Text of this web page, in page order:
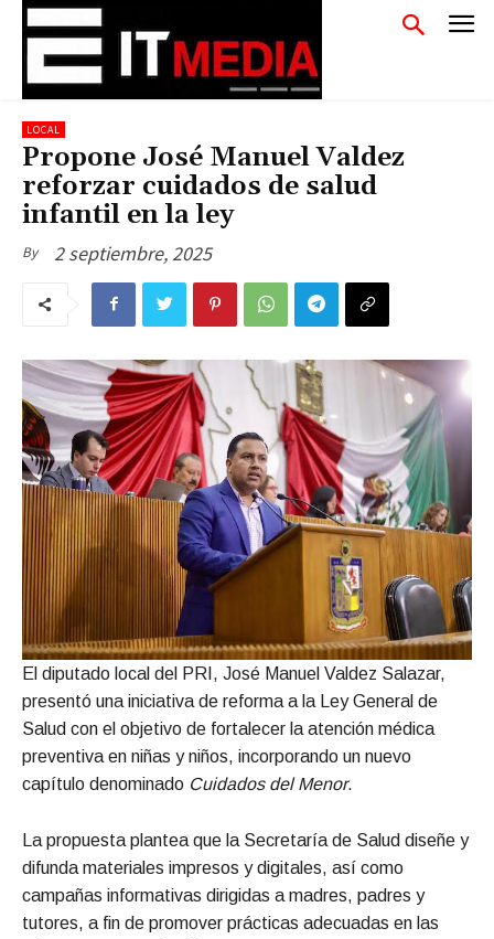
LOCAL
Propone José Manuel Valdez
reforzar cuidados de salud
infantil en la ley
By 2 septiembre, 2025
El diputado local del PRI, José Manuel Valdez Salazar,
presentó una iniciativa de reforma a la Ley General de
Salud con el objetivo de fortalecer la atención médica
preventiva en niñas y niños, incorporando un nuevo
capítulo denominado Cuidados del Menor.
La propuesta plantea que la Secretaría de Salud diseñe y
difunda materiales impresos y digitales, así como
campañas informativas dirigidas a madres, padres y
tutores, a fin de promover prácticas adecuadas en las